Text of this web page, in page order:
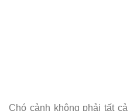
Chó cảnh không phải tất